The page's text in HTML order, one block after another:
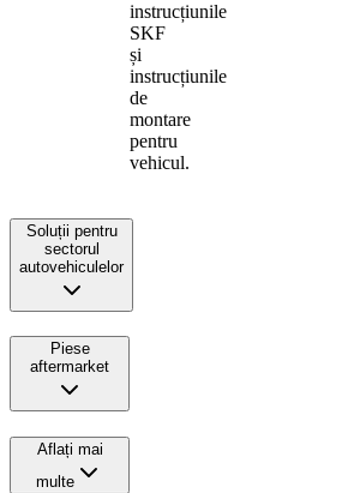
instrucțiunile
SKF
și
instrucțiunile
de
montare
pentru
vehicul.
Soluții pentru
sectorul
autovehiculelor
Piese
aftermarket
Aflați mai
multe